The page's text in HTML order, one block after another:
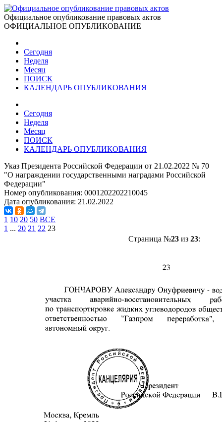
Официальное опубликование правовых актов
ОФИЦИАЛЬНОЕ ОПУБЛИКОВАНИЕ
Сегодня
Неделя
Месяц
ПОИСК
КАЛЕНДАРЬ ОПУБЛИКОВАНИЯ
Сегодня
Неделя
Месяц
ПОИСК
КАЛЕНДАРЬ ОПУБЛИКОВАНИЯ
Указ Президента Российской Федерации от 21.02.2022 № 70
"О награждении государственными наградами Российской
Федерации"
Номер опубликования: 0001202202210045
Дата опубликования: 21.02.2022
1 10 20 50 ВСЕ
1 ... 20 21 22 23
Страница №23из 23: